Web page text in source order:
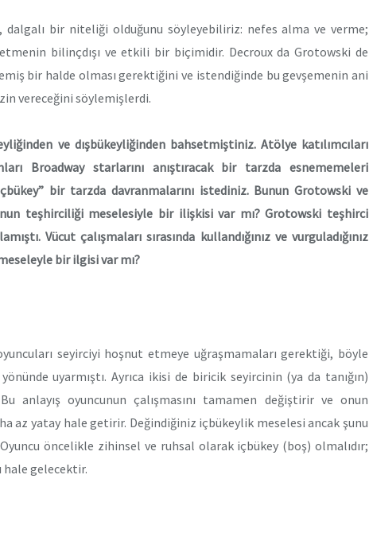
bir niteliği olduğunu söyleyebiliriz: nefes alma ve verme;
bilinçdışı ve etkili bir biçimidir. Decroux da Grotowski de
bir halde olması gerektiğini ve istendiğinde bu gevşemenin ani
vereceğini söylemişlerdi.
ve dışbükeyliğinden bahsetmiştiniz. Atölye katılımcıları
Broadway starlarını anıştıracak bir tarzda esnememeleri
bir tarzda davranmalarını istediniz. Bunun Grotowski ve
teşhirciliği meselesiyle bir ilişkisi var mı? Grotowski teşhirci
Vücut çalışmaları sırasında kullandığınız ve vurguladığınız
bir ilgisi var mı?
seyirciyi hoşnut etmeye uğraşmamaları gerektiği, böyle
uyarmıştı. Ayrıca ikisi de biricik seyircinin (ya da tanığın)
anlayış oyuncunun çalışmasını tamamen değiştirir ve onun
az yatay hale getirir. Değindiğiniz içbükeylik meselesi ancak şunu
öncelikle zihinsel ve ruhsal olarak içbükey (boş) olmalıdır;
gelecektir.